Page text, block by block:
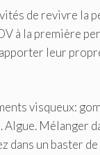
de revivre la
à la première
leur
visqueux:
Mélanger
dans un baster